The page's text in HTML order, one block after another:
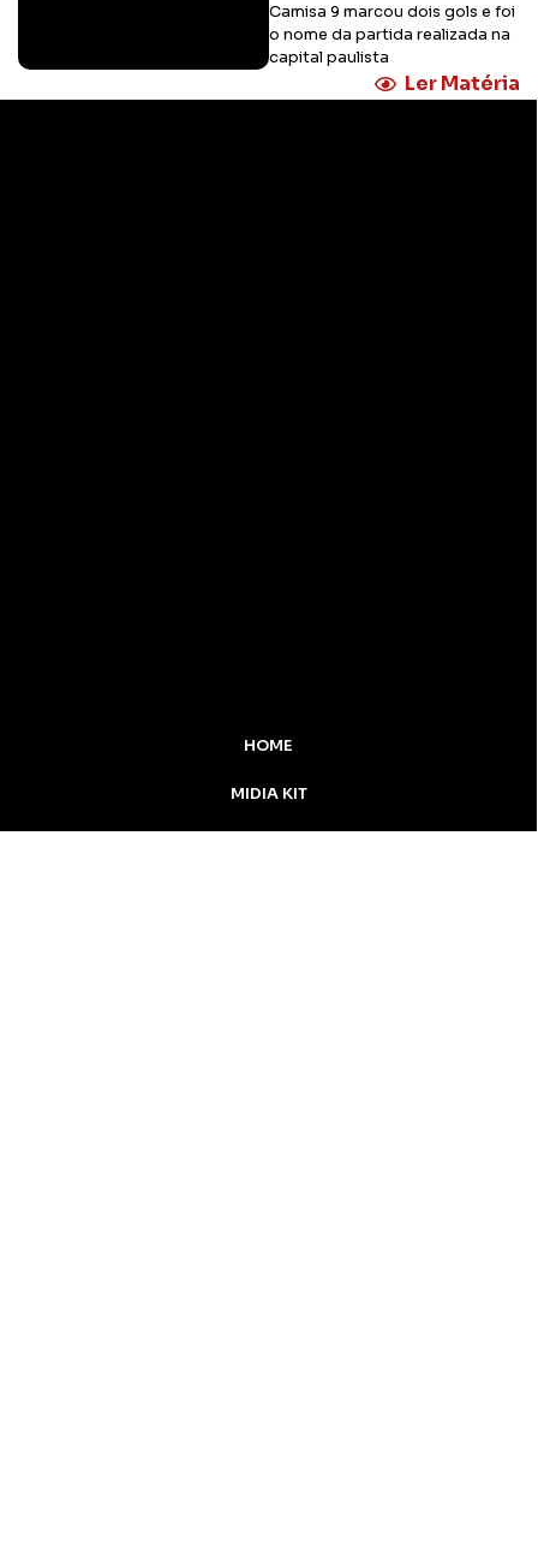
Camisa 9 marcou dois gols e foi
o nome da partida realizada na
capital paulista
Ler Matéria
HOME
MIDIA KIT